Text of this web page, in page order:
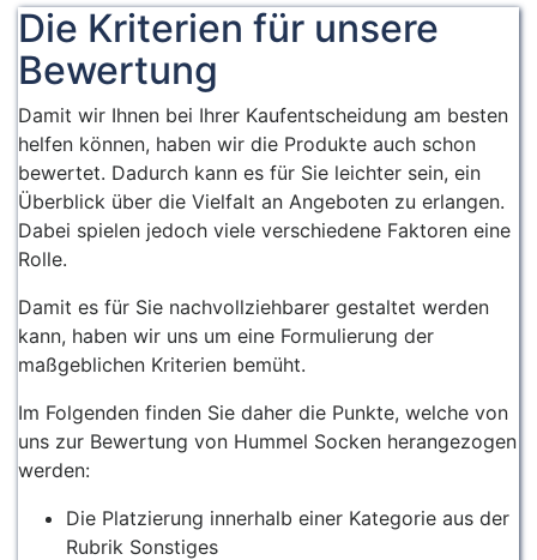
Die Kriterien für unsere
Bewertung
Damit wir Ihnen bei Ihrer Kaufentscheidung am besten
helfen können, haben wir die Produkte auch schon
bewertet. Dadurch kann es für Sie leichter sein, ein
Überblick über die Vielfalt an Angeboten zu erlangen.
Dabei spielen jedoch viele verschiedene Faktoren eine
Rolle.
Damit es für Sie nachvollziehbarer gestaltet werden
kann, haben wir uns um eine Formulierung der
maßgeblichen Kriterien bemüht.
Im Folgenden finden Sie daher die Punkte, welche von
uns zur Bewertung von Hummel Socken herangezogen
werden:
Die Platzierung innerhalb einer Kategorie aus der
Rubrik Sonstiges